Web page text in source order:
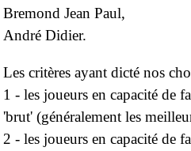
Bremond Jean Paul,
André Didier.
Les critères ayant dicté nos
1 - les joueurs en capacité de
'brut' (généralement les
2 - les joueurs en capacité de